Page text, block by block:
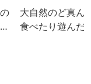
大自然のど真ん
食べたり遊んだ